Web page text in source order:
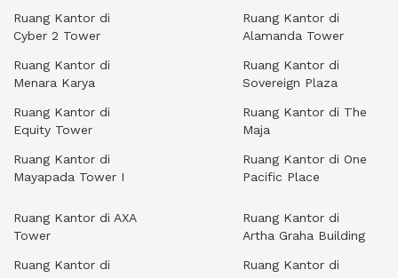
Ruang Kantor di
Cyber 2 Tower
Ruang Kantor di
Menara Karya
Ruang Kantor di
Equity Tower
Ruang Kantor di
Mayapada Tower I
Ruang Kantor di
Alamanda Tower
Ruang Kantor di
Sovereign Plaza
Ruang Kantor di The
Maja
Ruang Kantor di One
Pacific Place
Ruang Kantor di AXA
Tower
Ruang Kantor di
Ruang Kantor di
Artha Graha Building
Ruang Kantor di